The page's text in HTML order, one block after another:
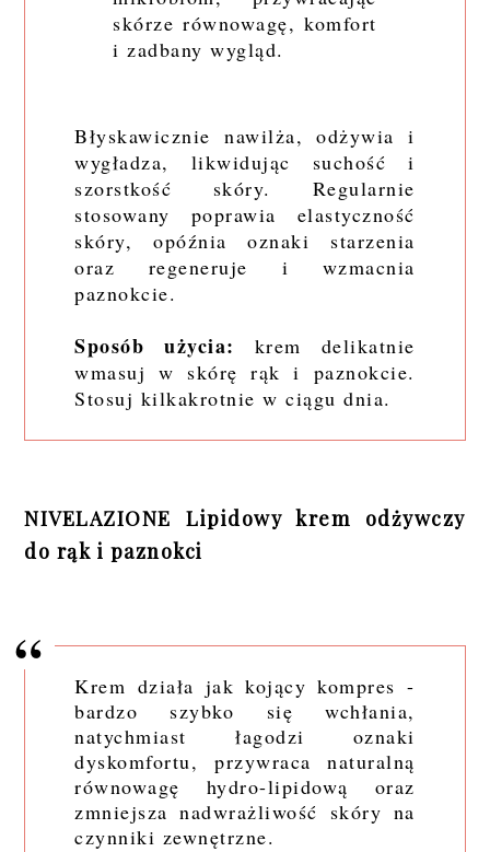
skórze równowagę, komfort
i zadbany wygląd.
Błyskawicznie nawilża, odżywia i
wygładza, likwidując suchość i
szorstkość skóry. Regularnie
stosowany poprawia elastyczność
skóry, opóźnia oznaki starzenia
oraz regeneruje i wzmacnia
paznokcie.
Sposób użycia:
krem delikatnie
wmasuj w skórę rąk i paznokcie.
Stosuj kilkakrotnie w ciągu dnia.
NIVELAZIONE Lipidowy krem odżywczy
do rąk i paznokci
Krem działa jak kojący kompres -
bardzo szybko się wchłania,
natychmiast łagodzi oznaki
dyskomfortu, przywraca naturalną
równowagę hydro-lipidową oraz
zmniejsza nadwrażliwość skóry na
czynniki zewnętrzne.